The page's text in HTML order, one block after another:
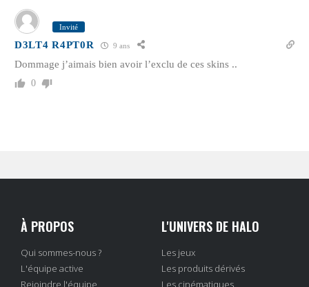
Invité
D3LT4 R4PT0R 9 ans
Dommage j’aimais bien avoir l’exclu de ces skins ..
0
À PROPOS
Qui sommes-nous ?
L'équipe active
L'UNIVERS DE HALO
Les jeux
Les produits dérivés